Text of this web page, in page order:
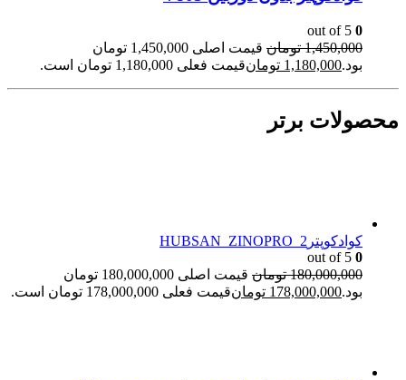
0
1,450,000 تومان
قیمت اصلی 1,450,000 تومان
بود.1,180,000 تومانقیمت فعلی 1,180,000 تومان است.
محصولات برتر
کوادکوپترHUBSAN_ZINOPRO_2
0
180,000,000 تومان
قیمت اصلی 180,000,000 تومان
بود.178,000,000 تومانقیمت فعلی 178,000,000 تومان است.